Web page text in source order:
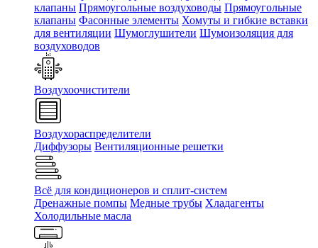
клапаны Прямоугольные воздуховоды Прямоугольные
клапаны Фасонные элементы Хомуты и гибкие вставки
для вентиляции Шумоглушители Шумоизоляция для
воздуховодов
Воздухоочистители
Воздухораспределители
Диффузоры Вентиляционные решетки
Всё для кондиционеров и сплит-систем
Дренажные помпы Медные трубы Хладагенты
Холодильные масла